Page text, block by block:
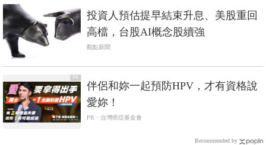
投資人預估提早結束升息、美股重回
高檔，台股AI概念股續強
觀點新聞
PR
伴侶和妳一起預防HPV，才有資格說
愛妳！
PR・台灣癌症基金會
Recommended by